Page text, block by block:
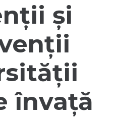
și
învață